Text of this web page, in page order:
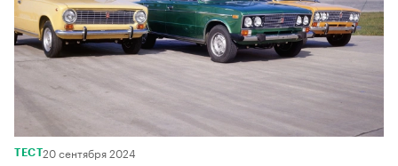
ТЕСТ 20 сентября 2024